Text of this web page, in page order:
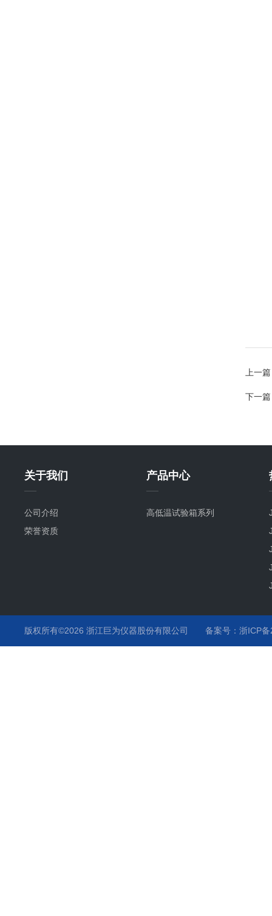
上一
下一
关于我们
公司介绍
荣誉资质
产品中心
高低温试验箱系列
版权所有©2026 浙江巨为仪器股份有限公司 备案号：浙ICP